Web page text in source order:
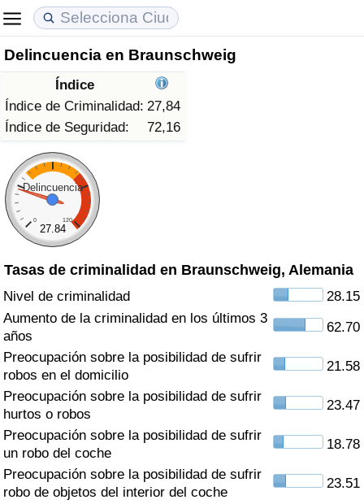
Delincuencia en Braunschweig
Índice
Índice de Criminalidad: 27,84
Índice de Seguridad:
72,16
Delincuencia
0 120
27.84
Tasas de criminalidad en Braunschweig, Alemania
Nivel de criminalidad
28.15
Aumento de la criminalidad en los últimos 3
años
62.70
Preocupación sobre la posibilidad de sufrir
robos en el domicilio
21.58
Preocupación sobre la posibilidad de sufrir
hurtos o robos
23.47
Preocupación sobre la posibilidad de sufrir
un robo del coche
18.78
Preocupación sobre la posibilidad de sufrir
robo de objetos del interior del coche
23.51
Coste de vida
Índice de Costo de Vida (Actual)
Índice de Costo de Vida
Índice de costo de vida por país
en aqaba
Precios de las propiedades
Índice de Precios de Inmuebles (Actual)
Índice de Precios de Inmuebles
Índice de Precios de Inmuebles por País
Calidad de Vida
Índice de Calidad de Vida
Índice de Calidad de Vida (Actual)
Índice de calidad de vida por país
Delincuencia
Calificación del Índice de Criminalidad
(Actual)
Índice de Criminalidad
Índice de criminalidad por país
Sanidad
Índice de Sanidad (Actual)
Índice de Sanidad